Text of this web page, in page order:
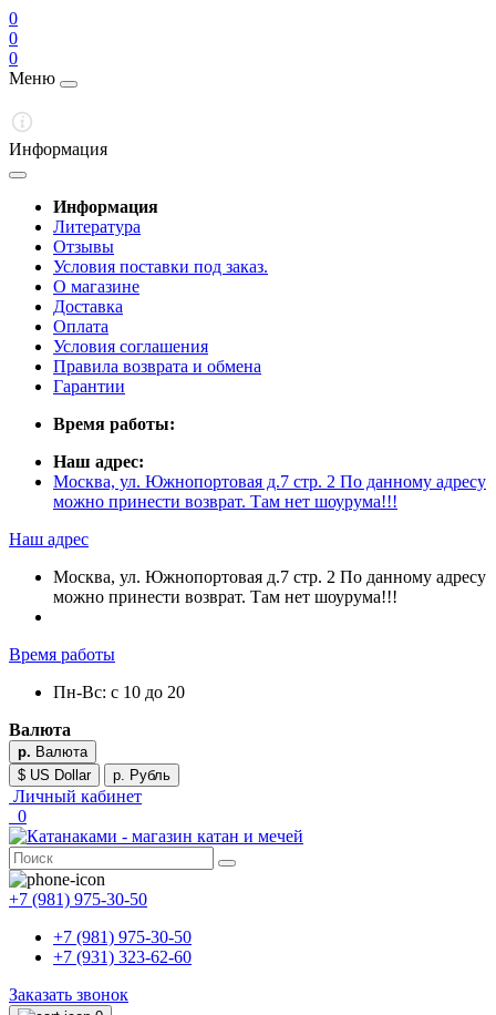
0
0
0
Меню
Информация
Информация
Литература
Отзывы
Условия поставки под заказ.
О магазине
Доставка
Оплата
Условия соглашения
Правила возврата и обмена
Гарантии
Время работы:
Наш адрес:
Москва, ул. Южнопортовая д.7 стр. 2 По данному адресу
можно принести возврат. Там нет шоурума!!!
Наш адрес
Москва, ул. Южнопортовая д.7 стр. 2 По данному адресу
можно принести возврат. Там нет шоурума!!!
Время работы
Пн-Вс: с 10 до 20
Валюта
р. Валюта
$ US Dollar
р. Рубль
Личный кабинет
0
+7 (981) 975-30-50
+7 (981) 975-30-50
+7 (931) 323-62-60
Заказать звонок